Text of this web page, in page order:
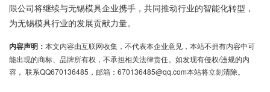
限公司将继续与无锡模具企业携手，共同推动行业的智能化转型，
为无锡模具行业的发展贡献力量。
内容声明： 本文内容由互联网收集，不代表本企业意见，本站不拥有内容中可
能出现的商标、品牌所有权，不承担相关法律责任。如发现有侵权/违规的内
容， 联系QQ670136485，邮箱：670136485@qq.com本站将立刻清除。